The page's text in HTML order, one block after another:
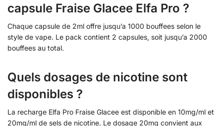
capsule Fraise Glacee Elfa Pro ?
Chaque capsule de 2ml offre jusqu’a 1000 bouffees selon le
style de vape. Le pack contient 2 capsules, soit jusqu’a 2000
bouffees au total.
Quels dosages de nicotine sont
disponibles ?
La recharge Elfa Pro Fraise Glacee est disponible en 10mg/ml et
20mg/ml de sels de nicotine. Le dosage 20mg convient aux